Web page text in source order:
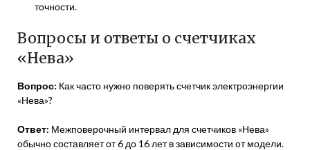
точности.
Вопросы и ответы о счетчиках
«Нева»
Вопрос: Как часто нужно поверять счетчик электроэнергии
«Нева»?
Ответ: Межповерочный интервал для счетчиков «Нева»
обычно составляет от 6 до 16 лет в зависимости от модели.